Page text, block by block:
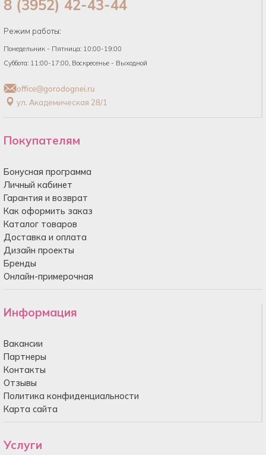
8 (3952) 42-43-44
Режим работы:
Понедельник - Пятница: 10:00-19:00
Суббота: 11:00-17:00, Воскресенье - Выходной
office@gorodognei.ru
ул. Академическая 28/1
Покупателям
Бонусная программа
Личный кабинет
Гарантия и возврат
Как оформить заказ
Каталог товаров
Доставка и оплата
Дизайн проекты
Бренды
Онлайн-примерочная
Информация
Вакансии
Партнеры
Контакты
Отзывы
Политика конфиденциальности
Карта сайта
Услуги